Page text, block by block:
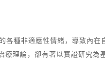
種非適應性情緒，導致內
理論，卻有著以實證研究為